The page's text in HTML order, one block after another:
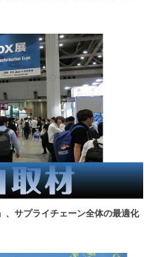
、サプライチェーン全体の最適化